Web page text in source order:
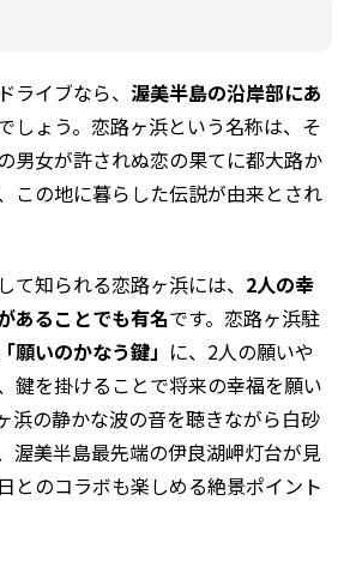
ライブなら、 渥美半島の沿岸部にあ
しょう。恋路ヶ浜という名称は、そ
男女が許されぬ恋の果てに都大路か
この地に暮らした伝説が由来とされ
て知られる恋路ヶ浜には、 2人の幸
あることでも有名です。恋路ヶ浜駐
「願いのかなう鍵」 に、2人の願いや
鍵を掛けることで将来の幸福を願い
浜の静かな波の音を聴きながら白砂
渥美半島最先端の伊良湖岬灯台が見
とのコラボも楽しめる絶景ポイント